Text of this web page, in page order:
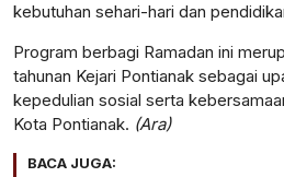
kebutuhan sehari-hari dan
Program berbagi Ramadan ini
tahunan Kejari Pontianak sebagai
kepedulian sosial serta
Kota Pontianak. (Ara)
BACA JUGA: